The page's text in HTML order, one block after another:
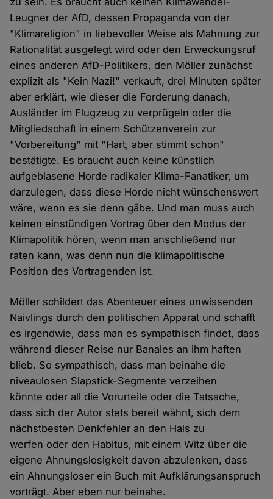
Leugner der AfD, dessen Propaganda von der
"Klimareligion" in liebevoller Weise als Mahnung zur
Rationalität ausgelegt wird oder den Erweckungsruf
eines anderen AfD-Politikers, den Möller zunächst
explizit als "Kein Nazi!" verkauft, drei Minuten später
aber erklärt, wie dieser die Forderung danach,
Ausländer im Flugzeug zu verprügeln oder die
Mitgliedschaft in einem Schützenverein zur
"Vorbereitung" mit "Hart, aber stimmt schon"
bestätigte. Es braucht auch keine künstlich
aufgeblasene Horde radikaler Klima-Fanatiker, um
darzulegen, dass diese Horde nicht wünschenswert
wäre, wenn es sie denn gäbe. Und man muss auch
keinen einstündigen Vortrag über den Modus der
Klimapolitik hören, wenn man anschließend nur
raten kann, was denn nun die klimapolitische
Position des Vortragenden ist.
Möller schildert das Abenteuer eines unwissenden
Naivlings durch den politischen Apparat und schafft
es irgendwie, dass man es sympathisch findet, dass
während dieser Reise nur Banales an ihm haften
blieb. So sympathisch, dass man beinahe die
niveaulosen Slapstick-Segmente verzeihen
könnte oder all die Vorurteile oder die Tatsache,
dass sich der Autor stets bereit wähnt, sich dem
nächstbesten Denkfehler an den Hals zu
werfen oder den Habitus, mit einem Witz über die
eigene Ahnungslosigkeit davon abzulenken, dass
ein Ahnungsloser ein Buch mit Aufklärungsanspruch
vorträgt. Aber eben nur beinahe.